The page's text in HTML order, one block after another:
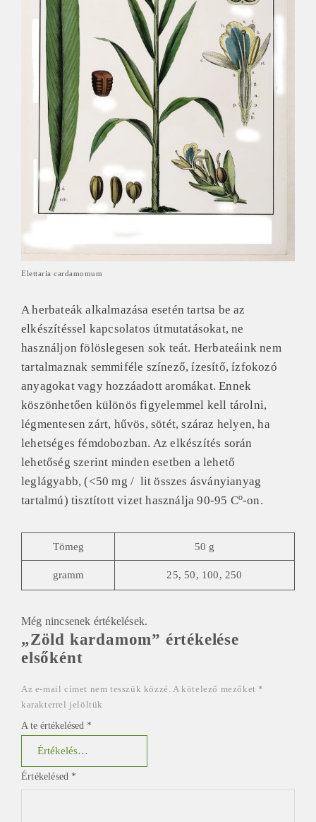
Elettaria cardamomum
A herbateák alkalmazása esetén tartsa be az
elkészítéssel kapcsolatos útmutatásokat, ne
használjon fölöslegesen sok teát. Herbateáink nem
tartalmaznak semmiféle színező, ízesítő, ízfokozó
anyagokat vagy hozzáadott aromákat. Ennek
köszönhetően különös figyelemmel kell tárolni,
légmentesen zárt, hűvös, sötét, száraz helyen, ha
lehetséges fémdobozban. Az elkészítés során
lehetőség szerint minden esetben a lehető
leglágyabb, (<50 mg / lit összes ásványianyag
tartalmú) tisztított vizet használja 90-95 Co-on.
Tömeg 50 g
gramm 25, 50, 100, 250
Még nincsenek értékelések.
„Zöld kardamom” értékelése
elsőként
Az e-mail címet nem tesszük közzé. A kötelező mezőket *
karakterrel jelöltük
A te értékelésed *
Értékelésed *